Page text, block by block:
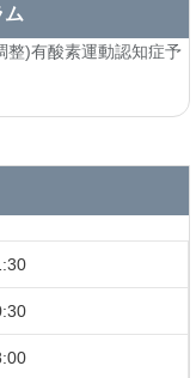
ム
整)有酸素運動認知症予